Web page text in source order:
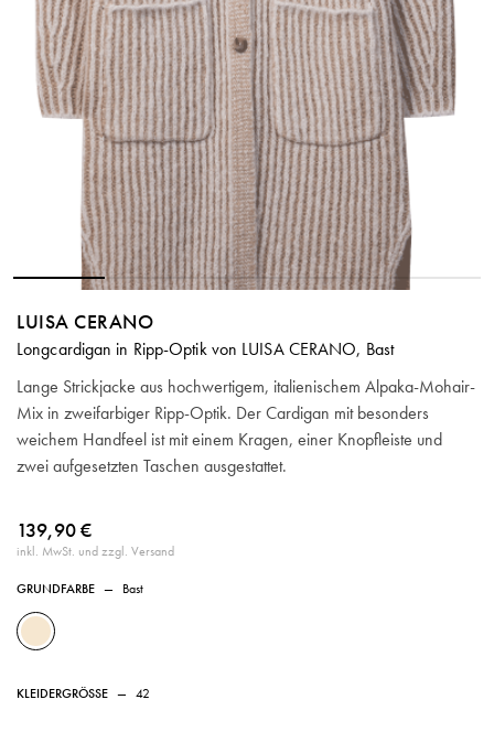
LUISA CERANO
Longcardigan in Ripp-Optik von LUISA CERANO, Bast
Lange Strickjacke aus hochwertigem, italienischem Alpaka-Mohair-
Mix in zweifarbiger Ripp-Optik. Der Cardigan mit besonders
weichem Handfeel ist mit einem Kragen, einer Knopfleiste und
zwei aufgesetzten Taschen ausgestattet.
139,90 €
inkl. MwSt. und zzgl. Versand
GRUNDFARBE — Bast
KLEIDERGRÖSSE — 42